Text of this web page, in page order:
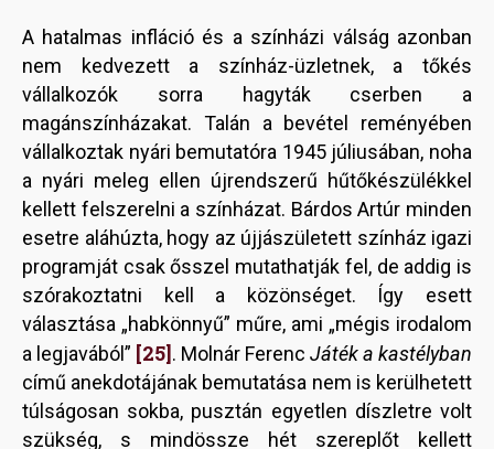
A hatalmas infláció és a színházi válság azonban
nem kedvezett a színház-üzletnek, a tőkés
vállalkozók sorra hagyták cserben a
magánszínházakat. Talán a bevétel reményében
vállalkoztak nyári bemutatóra 1945 júliusában, noha
a nyári meleg ellen újrendszerű hűtőkészülékkel
kellett felszerelni a színházat. Bárdos Artúr minden
esetre aláhúzta, hogy az újjászületett színház igazi
programját csak ősszel mutathatják fel, de addig is
szórakoztatni kell a közönséget. Így esett
választása „habkönnyű” műre, ami „mégis irodalom
a legjavából” [25]. Molnár Ferenc Játék a kastélyban
című anekdotájának bemutatása nem is kerülhetett
túlságosan sokba, pusztán egyetlen díszletre volt
szükség, s mindössze hét szereplőt kellett